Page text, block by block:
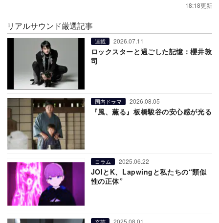
18:18更新
リアルサウンド厳選記事
連載 2026.07.11
ロックスターと過ごした記憶：櫻井敦
司
国内ドラマ 2026.08.05
『風、薫る』板橋駿谷の安心感が光る
コラム 2025.06.22
JOIとK、Lapwingと私たちの“類似
性の正体”
文芸